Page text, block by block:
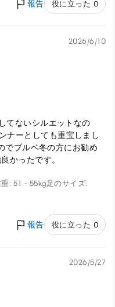
報告 役に立った 0
2026/6/10
てないシルエットなの
ナーとしても重宝しまし
でブルベ冬の方にお勧め
かったです。
重: 51 - 55kg足のサイズ:
報告 役に立った 0
2026/5/27